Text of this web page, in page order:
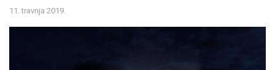
11. travnja 2019.